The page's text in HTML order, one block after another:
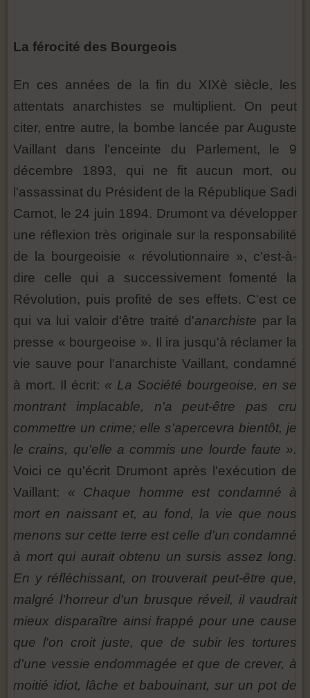
La férocité des Bourgeois
En ces années de la fin du XIXè siècle, les
attentats anarchistes se multiplient. On peut
citer, entre autre, la bombe lancée par Auguste
Vaillant dans l'enceinte du Parlement, le 9
décembre 1893, qui ne fit aucun mort, ou
l'assassinat du Président de la République Sadi
Carnot, le 24 juin 1894. Drumont va développer
une réflexion très originale sur la responsabilité
de la bourgeoisie « révolutionnaire », c'est-à-
dire celle qui a successivement fomenté la
Révolution, puis profité de ses effets. C'est ce
qui va lui valoir d'être traité d'anarchiste par la
presse « bourgeoise ». Il ira jusqu'à réclamer la
vie sauve pour l'anarchiste Vaillant, condamné
à mort. Il écrit: « La Société bourgeoise, en se
montrant implacable, n'a peut-être pas cru
commettre un crime; elle s'apercevra bientôt, je
le crains, qu'elle a commis une lourde faute ».
Voici ce qu'écrit Drumont après l'exécution de
Vaillant: « Chaque homme est condamné à
mort en naissant et, au fond, la vie que nous
menons sur cette terre est celle d'un condamné
à mort qui aurait obtenu un sursis assez long.
En y réfléchissant, on trouverait peut-être que,
malgré l'horreur d'un brusque réveil, il vaudrait
mieux disparaître ainsi frappé pour une cause
que l'on croit juste, que de subir les tortures
d'une vessie endommagée et que de crever, à
moitié idiot, lâche et babouinant, sur un pot de